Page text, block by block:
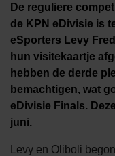
De reguliere
de KPN eDivisie is
eSporters Levy
hun visitekaartje
hebben de derde
bemachtigen, wat
eDivisie Finals.
juni.
Levy en Oliboli